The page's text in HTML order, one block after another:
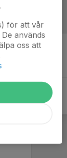
för att vår
används
oss att